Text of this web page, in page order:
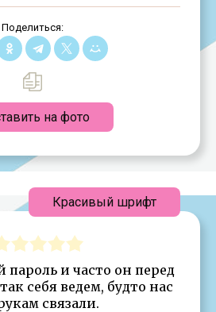
Поделиться:
на фото
пароль и часто он перед
себя ведем, будто нас
связали.
Красивый шрифт